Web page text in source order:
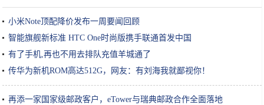
小米Note顶配降价发布一周要闻回顾
智能旗舰新标准 HTC One时尚版携手联通首发中国
有了手机,再也不用去排队充值羊城通了
传华为新机ROM高达512G，网友：有刘海我就鄙视你！
再添一家国家级邮政客户，eTower与瑞典邮政合作全面落地